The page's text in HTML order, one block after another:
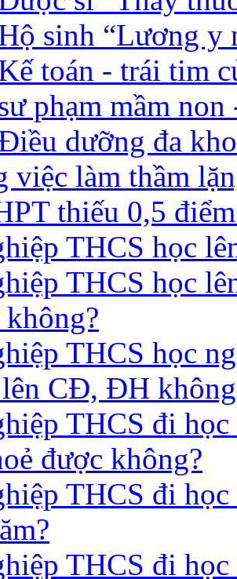
sinh “Lương y
toán - trái tim
phạm mầm
dưỡng đa
việc làm thầm
thiếu 0,5
THCS học
THCS học
THCS học
CĐ, ĐH
THCS đi học
được không?
THCS đi
THCS đi